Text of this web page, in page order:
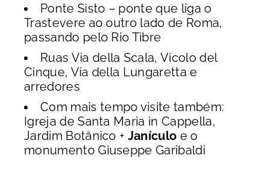
Ponte Sisto – ponte que liga o
Trastevere ao outro lado de Roma,
passando pelo Rio Tibre
Ruas Via della Scala, Vicolo del
Cinque, Via della Lungaretta e
arredores
Com mais tempo visite também:
Igreja de Santa Maria in Cappella,
Jardim Botânico + Janículo e o
monumento Giuseppe Garibaldi